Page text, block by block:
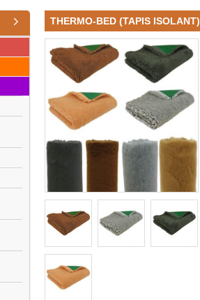
THERMO-BED (TAPIS ISOLANT)